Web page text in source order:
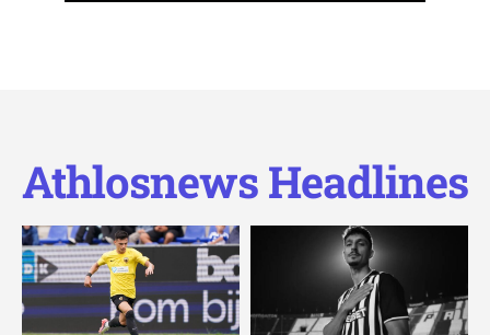
Athlosnews Headlines